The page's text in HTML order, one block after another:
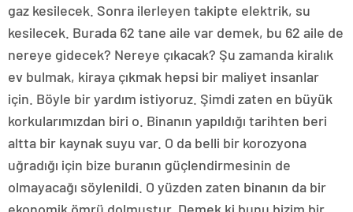
gaz kesilecek. Sonra ilerleyen takipte elektrik, su
kesilecek. Burada 62 tane aile var demek, bu 62 aile de
nereye gidecek? Nereye çıkacak? Şu zamanda kiralık
ev bulmak, kiraya çıkmak hepsi bir maliyet insanlar
için. Böyle bir yardım istiyoruz. Şimdi zaten en büyük
korkularımızdan biri o. Binanın yapıldığı tarihten beri
altta bir kaynak suyu var. O da belli bir korozyona
uğradığı için bize buranın güçlendirmesinin de
olmayacağı söylenildi. O yüzden zaten binanın da bir
ekonomik ömrü dolmuştur. Demek ki bunu bizim bir